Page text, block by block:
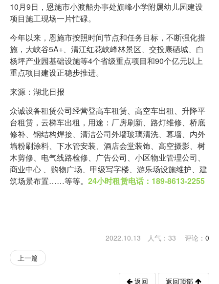
10月9日，恩施市小渡船办事处旗峰小学附属幼儿园建设
项目施工现场一片忙碌。
今年以来，恩施市按照时间节点和任务目标，不断强化措
施，大峡谷5A+、清江红花峡峰林景区、交投康硒城、白
杨坪产业园基础设施等4个省级重点项目和90个亿元以上
重点项目建设正稳步推进。
来源：湖北日报
众诚设备租赁公司经营登高车租赁、高空车出租、升降平
台租赁，云梯车出租，用途：厂房刷新、路灯维修、桥底
修补、钢结构焊接、清洁公司外墙玻璃清洗、幕墙、内外
墙粉刷涂料、下水管安装、酒店会堂装饰、高空摄影、树
木剪修、电气线路检修、广告公司、小区物业管理公司、
商业中心 、购物广场、甲级写字楼、游乐场设施维护、建
筑场景布置……等等。 24小时租赁电话：189-8613-2255
2022.10.13 人气： 33 评论： 0
上一篇
返回 返回顶部